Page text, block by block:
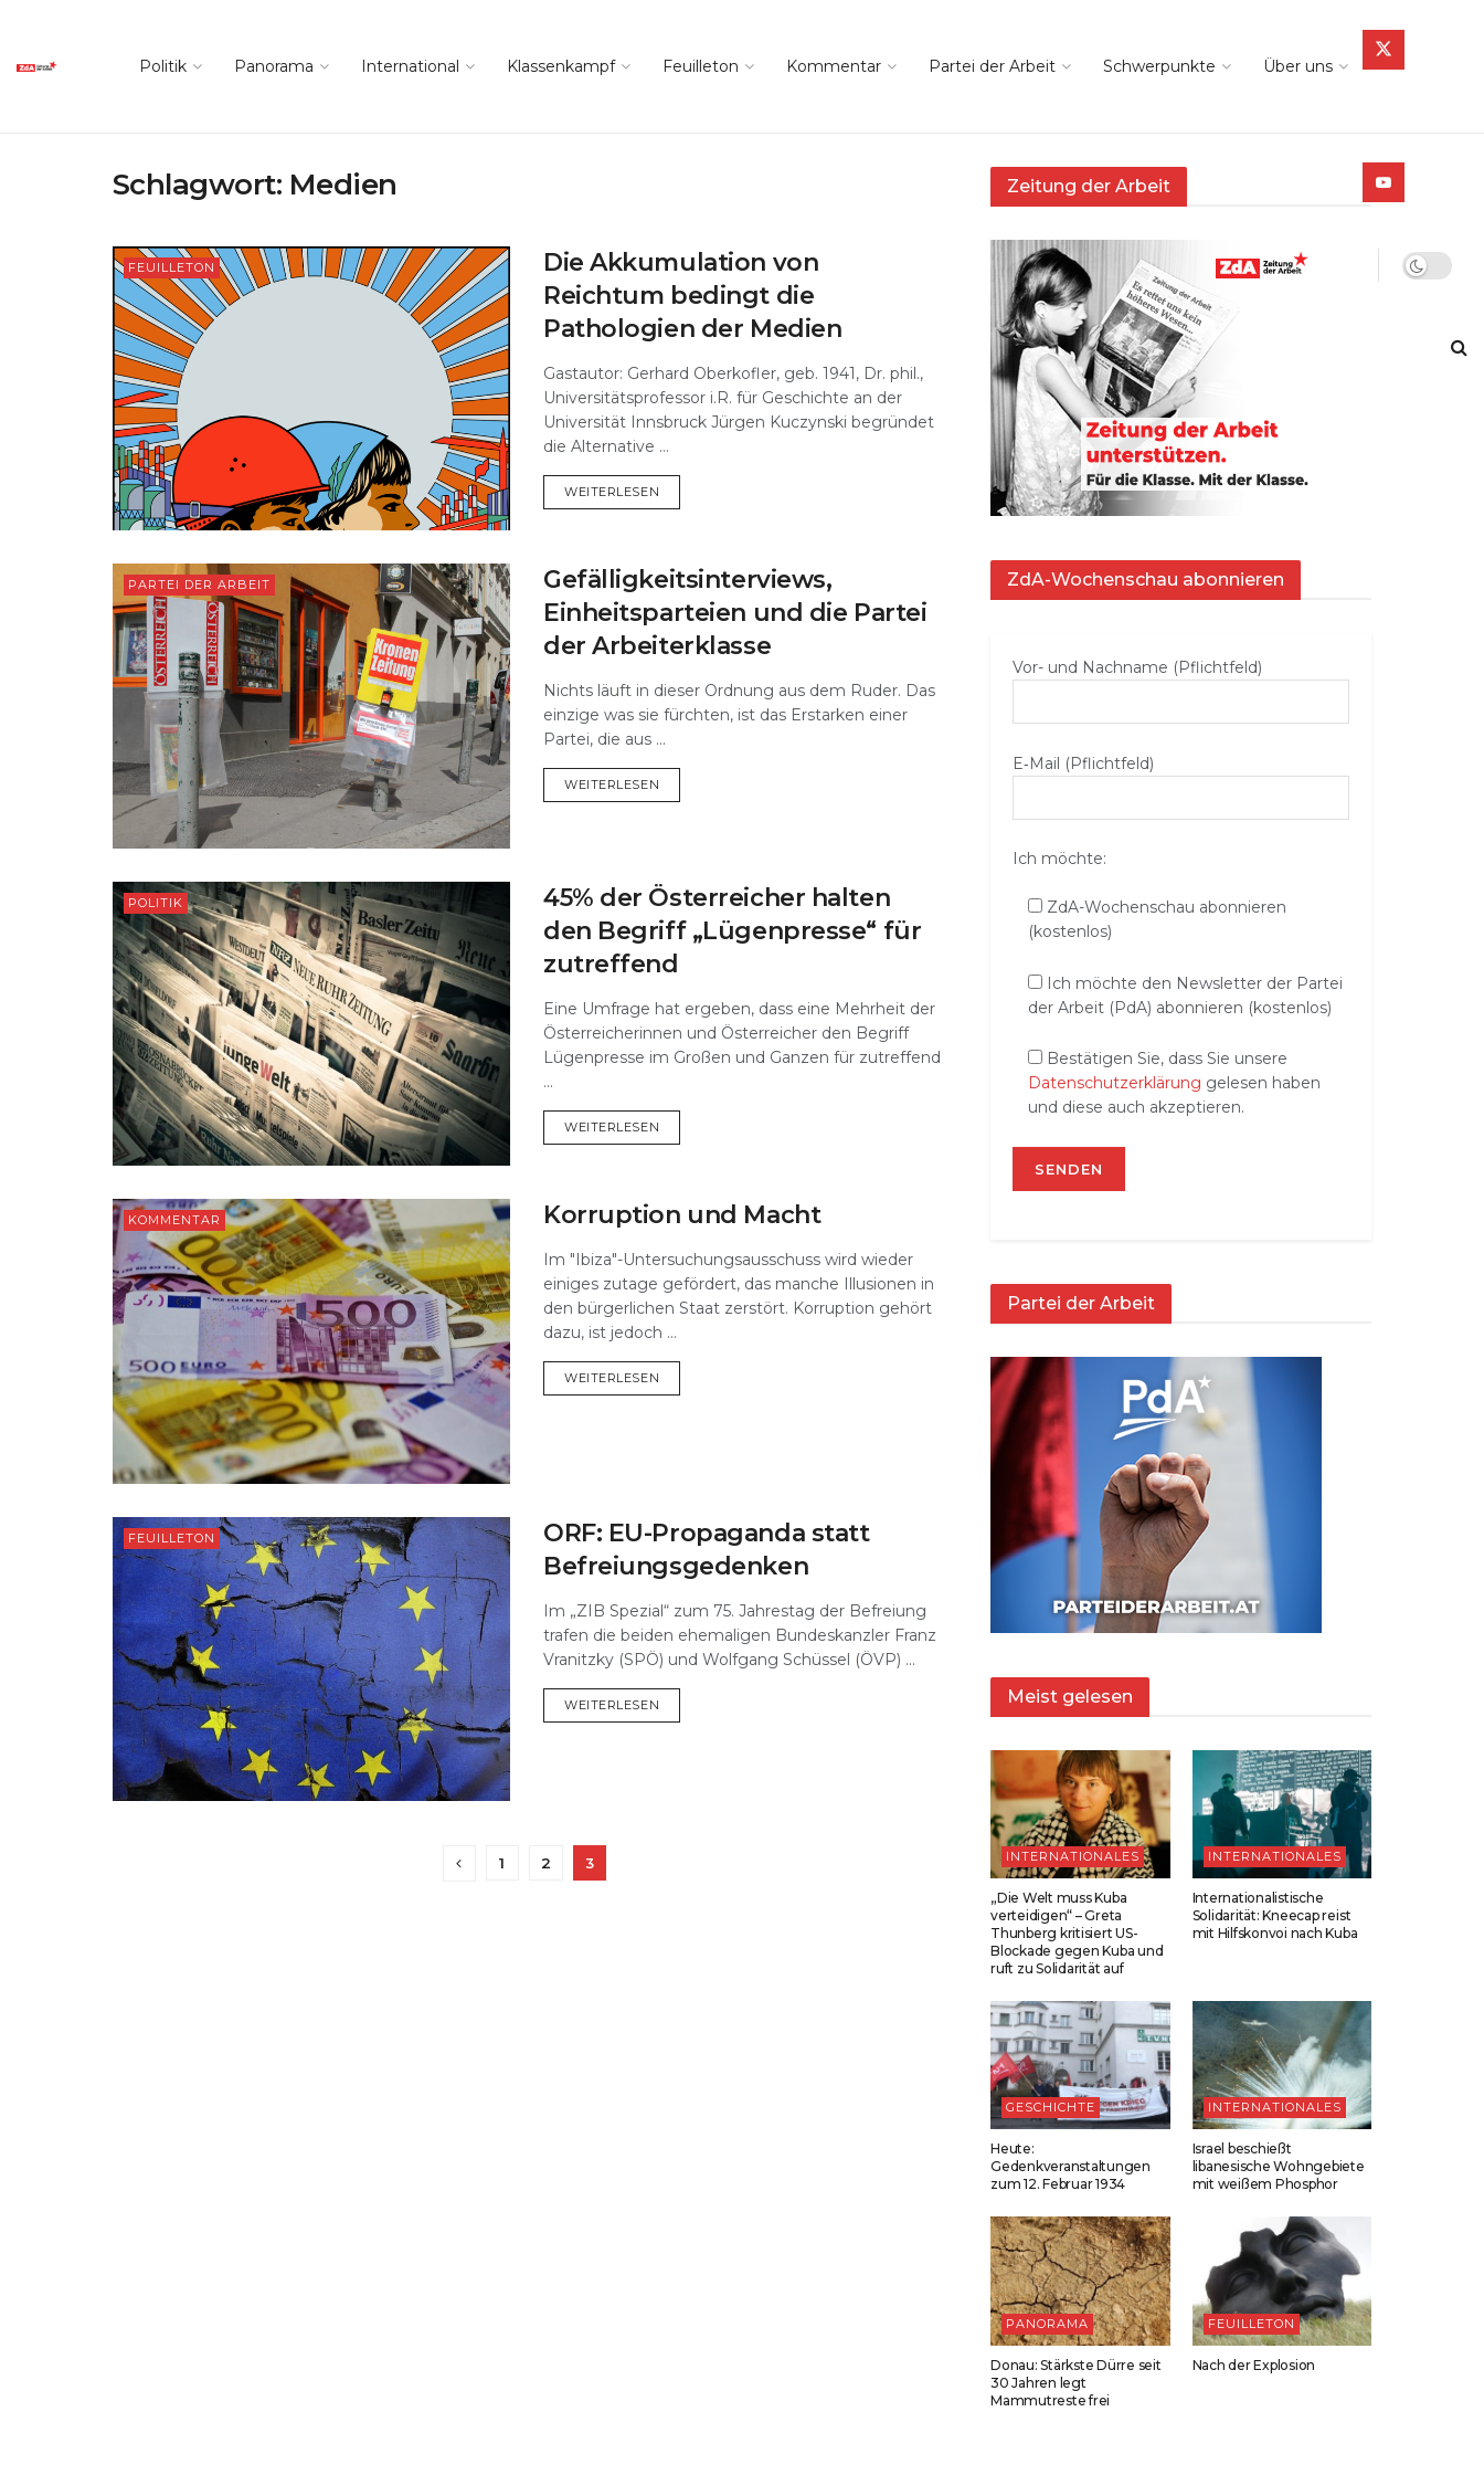
Politik Panorama International Klassenkampf Feuilleton Kommentar Partei der Arbeit Schwerpunkte Über uns
Schlagwort: Medien
FEUILLETON
Die Akkumulation von
Reichtum bedingt die
Pathologien der Medien
Gastautor: Gerhard Oberkofler, geb. 1941, Dr. phil.,
Universitätsprofessor i.R. für Geschichte an der
Universität Innsbruck Jürgen Kuczynski begründet
die Alternative ...
WEITERLESEN
PARTEI DER ARBEIT
Gefälligkeitsinterviews,
Einheitsparteien und die Partei
der Arbeiterklasse
Nichts läuft in dieser Ordnung aus dem Ruder. Das
einzige was sie fürchten, ist das Erstarken einer
Partei, die aus ...
WEITERLESEN
POLITIK
45% der Österreicher halten
den Begriff „Lügenpresse“ für
zutreffend
Eine Umfrage hat ergeben, dass eine Mehrheit der
Österreicherinnen und Österreicher den Begriff
Lügenpresse im Großen und Ganzen für zutreffend
...
WEITERLESEN
KOMMENTAR Korruption und Macht
Im "Ibiza"-Untersuchungsausschuss wird wieder
einiges zutage gefördert, das manche Illusionen in
den bürgerlichen Staat zerstört. Korruption gehört
dazu, ist jedoch ...
WEITERLESEN
FEUILLETON
ORF: EU-Propaganda statt
Befreiungsgedenken
Im „ZIB Spezial“ zum 75. Jahrestag der Befreiung
trafen die beiden ehemaligen Bundeskanzler Franz
Vranitzky (SPÖ) und Wolfgang Schüssel (ÖVP) ...
WEITERLESEN
1 2 3
Zeitung der Arbeit
ZdA-Wochenschau abonnieren
Vor- und Nachname (Pflichtfeld)
E‑Mail (Pflichtfeld)
Ich möchte:
ZdA-Wochenschau abonnieren
(kostenlos)
Ich möchte den Newsletter der Partei
der Arbeit (PdA) abonnieren (kostenlos)
Bestätigen Sie, dass Sie unsere
Datenschutzerklärung gelesen haben
und diese auch akzeptieren.
Partei der Arbeit
Meist gelesen
INTERNATIONALES
„Die Welt muss Kuba
verteidigen“ – Greta
Thunberg kritisiert US-
Blockade gegen Kuba und
ruft zu Solidarität auf
INTERNATIONALES
Internationalistische
Solidarität: Kneecap reist
mit Hilfskonvoi nach Kuba
GESCHICHTE
Heute:
Gedenkveranstaltungen
zum 12. Februar 1934
INTERNATIONALES
Israel beschießt
libanesische Wohngebiete
mit weißem Phosphor
PANORAMA
Donau: Stärkste Dürre seit
30 Jahren legt
Mammutreste frei
FEUILLETON
Nach der Explosion